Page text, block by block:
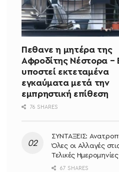
Πεθανε η μητέρα της
Αφροδίτης Νέστορα –
υποστεί εκτεταμένα
εγκαύματα μετά την
εμπρηστική επίθεση
76 SHARES
ΣΥΝΤΑΞΕΙΣ:
Όλες οι Αλλαγές
Τελικές
67 SHARES